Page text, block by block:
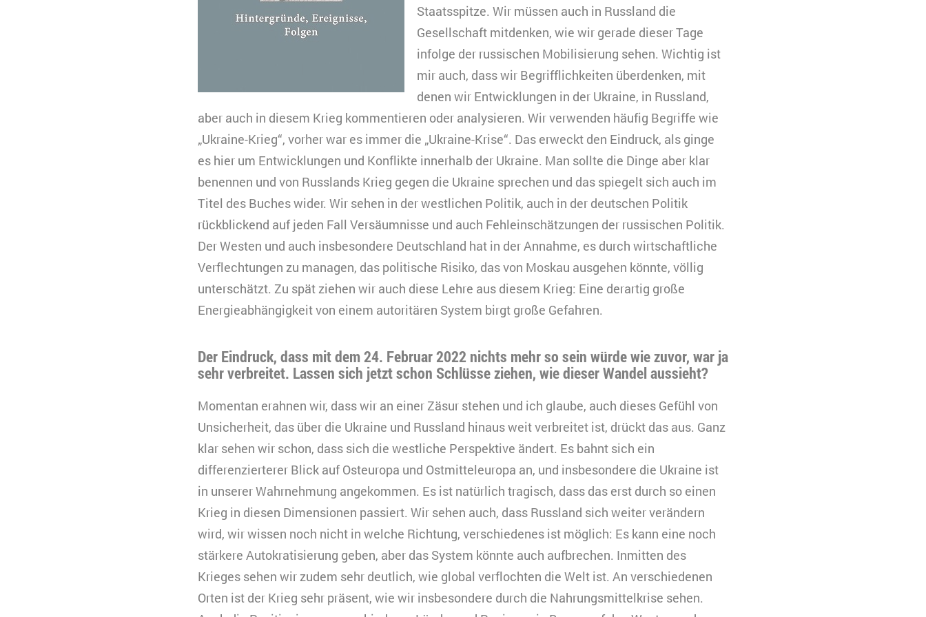
Staatsspitze. Wir müssen auch in Russland die
Gesellschaft mitdenken, wie wir gerade dieser Tage
infolge der russischen Mobilisierung sehen. Wichtig ist
mir auch, dass wir Begrifflichkeiten überdenken, mit
denen wir Entwicklungen in der Ukraine, in Russland,
aber auch in diesem Krieg kommentieren oder analysieren. Wir verwenden häufig Begriffe wie
„Ukraine-Krieg“, vorher war es immer die „Ukraine-Krise“. Das erweckt den Eindruck, als ginge
es hier um Entwicklungen und Konflikte innerhalb der Ukraine. Man sollte die Dinge aber klar
benennen und von Russlands Krieg gegen die Ukraine sprechen und das spiegelt sich auch im
Titel des Buches wider. Wir sehen in der westlichen Politik, auch in der deutschen Politik
rückblickend auf jeden Fall Versäumnisse und auch Fehleinschätzungen der russischen Politik.
Der Westen und auch insbesondere Deutschland hat in der Annahme, es durch wirtschaftliche
Verflechtungen zu managen, das politische Risiko, das von Moskau ausgehen könnte, völlig
unterschätzt. Zu spät ziehen wir auch diese Lehre aus diesem Krieg: Eine derartig große
Energieabhängigkeit von einem autoritären System birgt große Gefahren.
Der Eindruck, dass mit dem 24. Februar 2022 nichts mehr so sein würde wie zuvor, war ja
sehr verbreitet. Lassen sich jetzt schon Schlüsse ziehen, wie dieser Wandel aussieht?
Momentan erahnen wir, dass wir an einer Zäsur stehen und ich glaube, auch dieses Gefühl von
Unsicherheit, das über die Ukraine und Russland hinaus weit verbreitet ist, drückt das aus. Ganz
klar sehen wir schon, dass sich die westliche Perspektive ändert. Es bahnt sich ein
differenzierterer Blick auf Osteuropa und Ostmitteleuropa an, und insbesondere die Ukraine ist
in unserer Wahrnehmung angekommen. Es ist natürlich tragisch, dass das erst durch so einen
Krieg in diesen Dimensionen passiert. Wir sehen auch, dass Russland sich weiter verändern
wird, wir wissen noch nicht in welche Richtung, verschiedenes ist möglich: Es kann eine noch
stärkere Autokratisierung geben, aber das System könnte auch aufbrechen. Inmitten des
Krieges sehen wir zudem sehr deutlich, wie global verflochten die Welt ist. An verschiedenen
Orten ist der Krieg sehr präsent, wie wir insbesondere durch die Nahrungsmittelkrise sehen.
Anbieter
Matomo
Zweck
Kurzzeitiges Cookie, um vorübergehende Daten des Besuchs zu
speichern.
Ablauf
30 Minuten
Typ
HTML
Anbieter
Matomo
Zweck
Bindet Videos ein, die unsere Kampagnenarbeit präsentieren. Es werden
Cookies gesetzt, und Daten in die USA transferiert, was Ihre Zustimmung
nach §49 Abs. 1 der DSGVO erfordert.
Verbindung
Anbieter
YouTube